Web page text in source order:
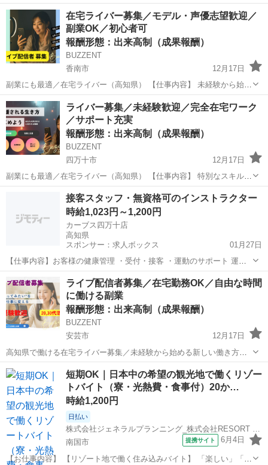
われるようにサポートする業務です。 ◎セレモニーのお手伝い ◎葬儀
場での準備 ◎お出...在宅ライバー募集／モデル・声優志望歓迎／
副業OK／初心者可
報酬形態：出来高制（成果報酬）
BUZZENT
香南市
12月17日
副業にも最適／在宅ライバー（高知県） 【仕事内容】 未経験から始め
た人が、今ではたくさんのファンを持つライバーに。 そんな変化を生
み出せるのがライブ配信の魅力です。 自宅で自分のペースを大切...
高知 香南市 その他 ライバー
ライバー募集／未経験歓迎／完全在宅ワーク
／サポート充実
報酬形態：出来高制（成果報酬）
BUZZENT
四万十市
12月17日
副業にも最適／在宅ライバー（高知県） 【仕事内容】 特別なスキルが
なくても、誰かを楽しませることはできます。 あなたの“好き”や“日
常”をそのまま配信するだけ。 会話を通して誰かとつながり、...
四万十市 その他 ライバー
接客スタッフ・無資格可のインストラクター
時給1,023円～1,200円
カーブス四万十店
高知県
スポンサー：求人ボックス
01月27日
【仕事内容】お客様の健康管理 ・受付・接客 ・運動のサポート 運動
メニューはマシンを順番に使う サーキットトレーニングとストレッチ
のみ レッスンはないので未経験でも安心 各種研修制度も充実働き方は
自分次第。 マイペースさんもキャリ...
アルバイト・パート
ライブ配信者募集／在宅勤務OK／自由な時間
に働ける副業
報酬形態：出来高制（成果報酬）
BUZZENT
安芸市
12月17日
高知県で働ける在宅ライバー募集／未経験から始める新しい働き方
【仕事内容】 在宅ワークを探している人に、いま人気なのがライブ配
信。 スマホ1台で始められ、スキマ時間でも続けられる。 話すこと...
高知 その他 ライブ配信
短期OK｜日本中の希望の観光地で働くリゾー
トバイト（寮・光熱費・食事付）20か…
時給1,200円
日払い
南国市
提携サイト 6月4日
【お仕事内容】 【リゾート地で働く住み込みバイト】 「楽しい」「嬉